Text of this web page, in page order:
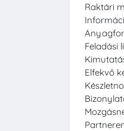
Raktári
Feladási
Elfekvő